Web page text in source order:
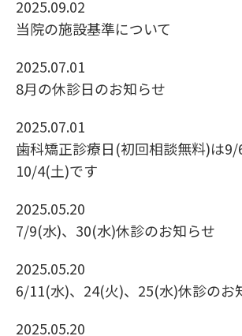
2025.09.02
当院の施設基準について
2025.07.01
8月の休診日のお知らせ
2025.07.01
歯科矯正診療日(初回相談無料)は9/
10/4(土)です
2025.05.20
7/9(水)、30(水)休診のお知らせ
2025.05.20
6/11(水)、24(火)、25(水)休診のお
2025.05.20